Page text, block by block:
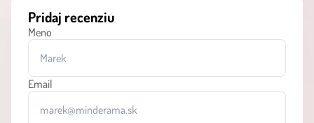
Pridaj recenziu
Meno
Email